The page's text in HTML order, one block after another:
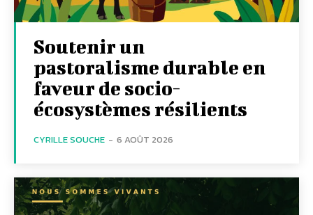
Soutenir un
pastoralisme durable en
faveur de socio-
écosystèmes résilients
CYRILLE SOUCHE - 6 AOÛT 2026